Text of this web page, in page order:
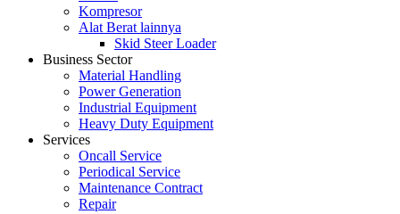
Kompresor
Alat Berat lainnya
Skid Steer Loader
Business Sector
Material Handling
Power Generation
Industrial Equipment
Heavy Duty Equipment
Services
Oncall Service
Periodical Service
Maintenance Contract
Repair